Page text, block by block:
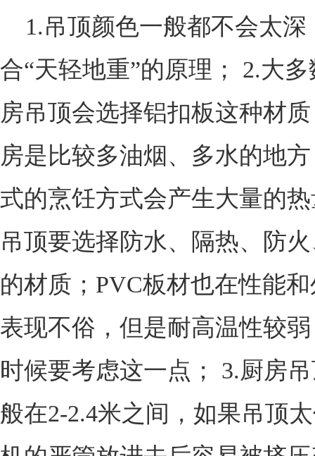
1.吊顶颜色一般都不会太深
合“天轻地重”的原理； 2.大
房吊顶会选择铝扣板这种材
房是比较多油烟、多水的地
式的烹饪方式会产生大量的
吊顶要选择防水、隔热、防
的材质；PVC板材也在性能
表现不俗，但是耐高温性较
时候要考虑这一点； 3.厨房
般在2-2.4米之间，如果吊顶